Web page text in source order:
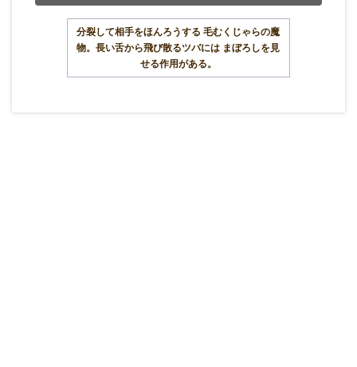
分裂して相手をほんろうする 毛むくじゃらの魔
物。長い舌から飛び散るツバには まぼろしを見
せる作用がある。